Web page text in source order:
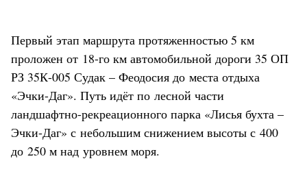
Первый этап маршрута протяженностью 5 км
проложен от 18-го км автомобильной дороги 35 ОП
РЗ 35К-005 Судак – Феодосия до места отдыха
«Эчки-Даг». Путь идёт по лесной части
ландшафтно-рекреационного парка «Лисья бухта –
Эчки-Даг» с небольшим снижением высоты с 400
до 250 м над уровнем моря.